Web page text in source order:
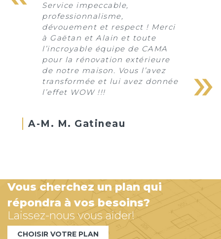
Service impeccable,
professionnalisme,
dévouement et respect ! Merci
à Gaëtan et Alain et toute
l’incroyable équipe de CAMA
pour la rénovation extérieure
de notre maison. Vous l’avez
transformée et lui avez donnée
l’effet WOW !!!
A-M. M. Gatineau
Vous cherchez un plan qui
répondra à vos besoins?
Laissez-nous vous aider!
CHOISIR VOTRE PLAN